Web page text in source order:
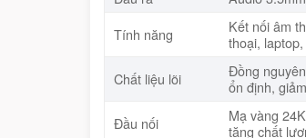
Tính năng
Kết nối âm
thoại,
Chất liệu lõi
Đồng
ổn định,
Đầu nối
Mạ vàng
tăng chất